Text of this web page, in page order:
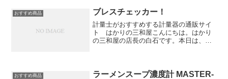
の体組成計インナースキャンデュアルRD-
901を紹介しま...
おすすめ商品 ブレスチェッカー！
計量士がおすすめする計量器の通販サイ
ト はかりの三和屋こんにちは。はかり
の三和屋の店長の白石です。本日は、タ
トで判定します。センサー...
おすすめ商品
ラーメンスープ濃度計 MASTER-